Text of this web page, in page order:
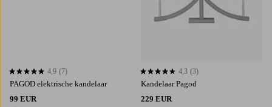
PAGOD elektrische kandelaar
99 EUR
4,9 op basis van 7 beoordelingen
4,9 (7)
Kandelaar Pagod
229 EUR
4,3 op basis van 3 beoordelingen
4,3 (3)